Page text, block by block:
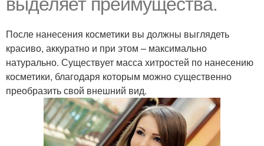
После нанесения косметики вы должны выглядеть
красиво, аккуратно и при этом – максимально
натурально. Существует масса хитростей по нанесению
косметики, благодаря которым можно существенно
преобразить свой внешний вид.